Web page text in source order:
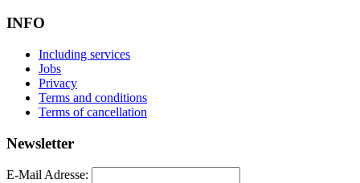
INFO
Including services
Jobs
Privacy
Terms and conditions
Terms of cancellation
Newsletter
E-Mail Adresse: